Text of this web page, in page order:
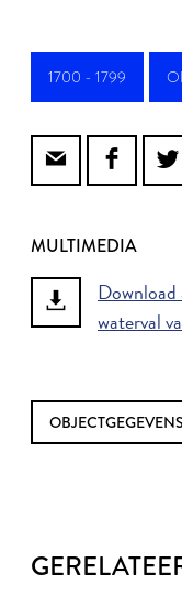
1700 - 1799
MULTIMEDIA
waterval
OBJECTGEGEVENS